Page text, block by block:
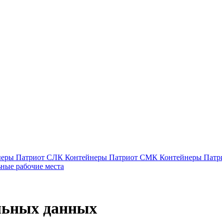
Патриот СЛК Контейнеры Патриот СМК Контейнеры
рабочие места
данных